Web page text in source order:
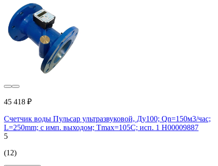
45 418 ₽
Счетчик воды Пульсар ультразвуковой, Ду100; Qn=150м3/час;
L=250mm; с имп. выходом; Тmax=105С; исп. 1 Н00009887
5
(12)